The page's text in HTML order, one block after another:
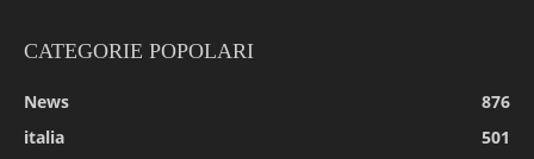
CATEGORIE POPOLARI
News
876
italia
501